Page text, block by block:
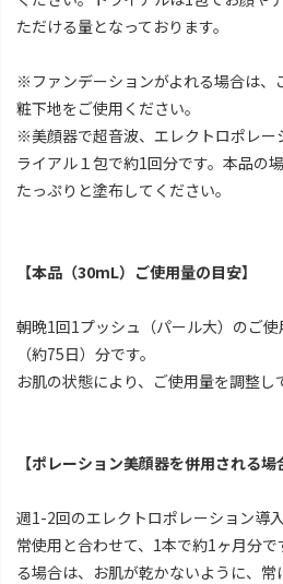
ただける量となっております。
※ファンデーションがよれる場合は、
粧下地をご使用ください。
※美顔器で超音波、エレクトロポレー
ライアル１包で約1回分です。本品の
たっぷりと塗布してください。
【本品（30mL）ご使用量の目安】
朝晩1回1プッシュ（パール大）のご
（約75日）分です。
お肌の状態により、ご使用量を調整し
【ポレーション美顔器を併用される場
週1-2回のエレクトロポレーション導
常使用と合わせて、1本で約1ヶ月分
る場合は、お肌が乾かないように、